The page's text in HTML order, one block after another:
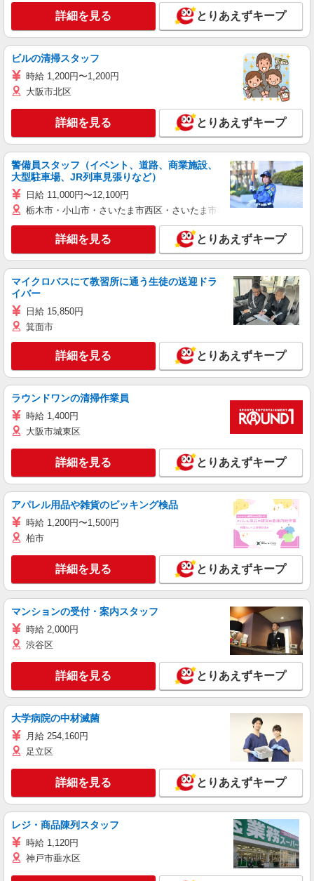
詳細を見る とりあえずキープ
ビルの清掃スタッフ
時給 1,200円〜1,200円
大阪市北区
詳細を見る とりあえずキープ
警備員スタッフ（イベント、道路、商業施設、
大型駐車場、JR列車見張りなど）
日給 11,000円〜12,100円
栃木市・小山市・さいたま市西区・さいたま市岩槻区・久喜市・蓮田
詳細を見る とりあえずキープ
マイクロバスにて教習所に通う生徒の送迎ドラ
イバー
日給 15,850円
箕面市
詳細を見る とりあえずキープ
ラウンドワンの清掃作業員
時給 1,400円
大阪市城東区
詳細を見る とりあえずキープ
アパレル用品や雑貨のピッキング検品
時給 1,200円〜1,500円
柏市
詳細を見る とりあえずキープ
マンションの受付・案内スタッフ
時給 2,000円
渋谷区
詳細を見る とりあえずキープ
大学病院の中材滅菌
月給 254,160円
足立区
詳細を見る とりあえずキープ
レジ・商品陳列スタッフ
時給 1,120円
神戸市垂水区